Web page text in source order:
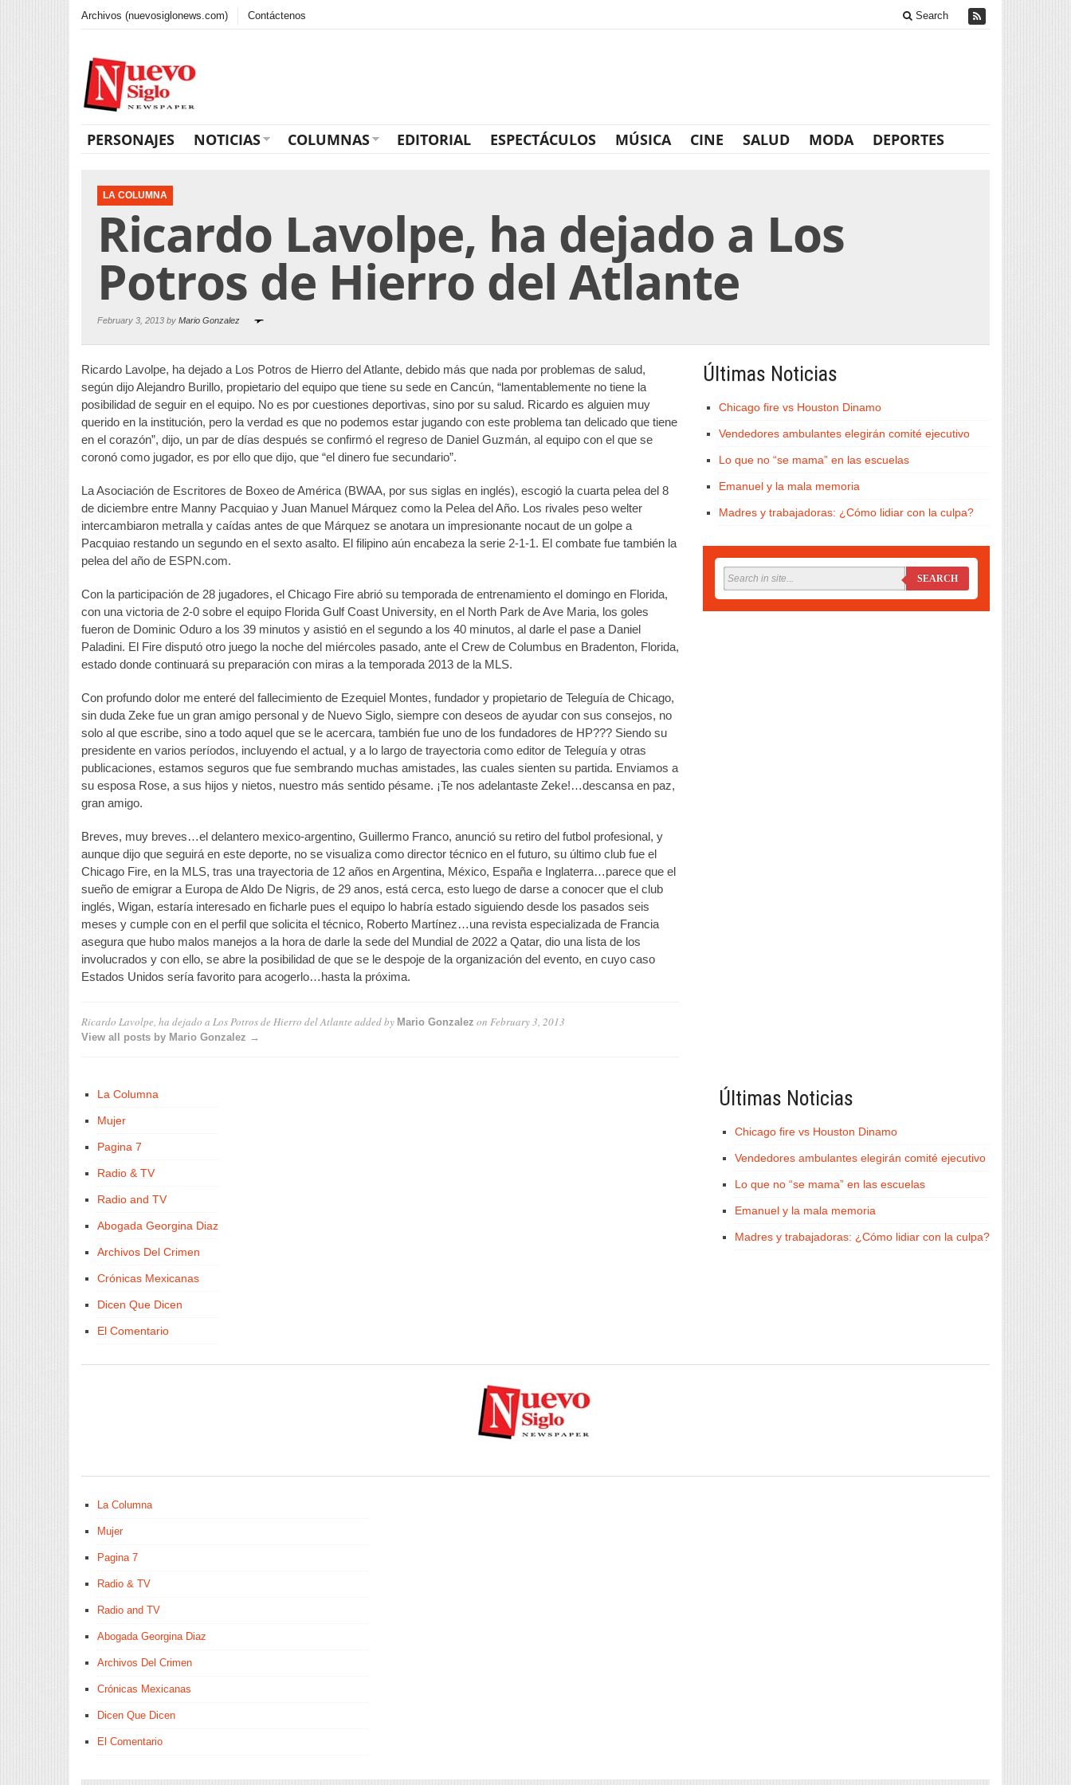
Archivos (nuevosiglonews.com) Contáctenos Search
PERSONAJES NOTICIAS COLUMNAS EDITORIAL ESPECTÁCULOS MÚSICA CINE SALUD MODA DEPORTES
LA COLUMNA
Ricardo Lavolpe, ha dejado a Los
Potros de Hierro del Atlante
February 3, 2013 by Mario Gonzalez
Ricardo Lavolpe, ha dejado a Los Potros de Hierro del Atlante, debido más que nada por problemas de salud,
según dijo Alejandro Burillo, propietario del equipo que tiene su sede en Cancún, “lamentablemente no tiene la
posibilidad de seguir en el equipo. No es por cuestiones deportivas, sino por su salud. Ricardo es alguien muy
querido en la institución, pero la verdad es que no podemos estar jugando con este problema tan delicado que tiene
en el corazón”, dijo, un par de días después se confirmó el regreso de Daniel Guzmán, al equipo con el que se
coronó como jugador, es por ello que dijo, que “el dinero fue secundario”.
La Asociación de Escritores de Boxeo de América (BWAA, por sus siglas en inglés), escogió la cuarta pelea del 8
de diciembre entre Manny Pacquiao y Juan Manuel Márquez como la Pelea del Año. Los rivales peso welter
intercambiaron metralla y caídas antes de que Márquez se anotara un impresionante nocaut de un golpe a
Pacquiao restando un segundo en el sexto asalto. El filipino aún encabeza la serie 2-1-1. El combate fue también la
pelea del año de ESPN.com.
Con la participación de 28 jugadores, el Chicago Fire abrió su temporada de entrenamiento el domingo en Florida,
con una victoria de 2-0 sobre el equipo Florida Gulf Coast University, en el North Park de Ave Maria, los goles
fueron de Dominic Oduro a los 39 minutos y asistió en el segundo a los 40 minutos, al darle el pase a Daniel
Paladini. El Fire disputó otro juego la noche del miércoles pasado, ante el Crew de Columbus en Bradenton, Florida,
estado donde continuará su preparación con miras a la temporada 2013 de la MLS.
Con profundo dolor me enteré del fallecimiento de Ezequiel Montes, fundador y propietario de Teleguía de Chicago,
sin duda Zeke fue un gran amigo personal y de Nuevo Siglo, siempre con deseos de ayudar con sus consejos, no
solo al que escribe, sino a todo aquel que se le acercara, también fue uno de los fundadores de HP??? Siendo su
presidente en varios períodos, incluyendo el actual, y a lo largo de trayectoria como editor de Teleguía y otras
publicaciones, estamos seguros que fue sembrando muchas amistades, las cuales sienten su partida. Enviamos a
su esposa Rose, a sus hijos y nietos, nuestro más sentido pésame. ¡Te nos adelantaste Zeke!…descansa en paz,
gran amigo.
Breves, muy breves…el delantero mexico-argentino, Guillermo Franco, anunció su retiro del futbol profesional, y
aunque dijo que seguirá en este deporte, no se visualiza como director técnico en el futuro, su último club fue el
Chicago Fire, en la MLS, tras una trayectoria de 12 años en Argentina, México, España e Inglaterra…parece que el
sueño de emigrar a Europa de Aldo De Nigris, de 29 anos, está cerca, esto luego de darse a conocer que el club
inglés, Wigan, estaría interesado en ficharle pues el equipo lo habría estado siguiendo desde los pasados seis
meses y cumple con en el perfil que solicita el técnico, Roberto Martínez…una revista especializada de Francia
asegura que hubo malos manejos a la hora de darle la sede del Mundial de 2022 a Qatar, dio una lista de los
involucrados y con ello, se abre la posibilidad de que se le despoje de la organización del evento, en cuyo caso
Estados Unidos sería favorito para acogerlo…hasta la próxima.
Ricardo Lavolpe, ha dejado a Los Potros de Hierro del Atlante added by Mario Gonzalez on February 3, 2013
View all posts by Mario Gonzalez →
Últimas Noticias
Chicago fire vs Houston Dinamo
Vendedores ambulantes elegirán comité ejecutivo
Lo que no “se mama” en las escuelas
Emanuel y la mala memoria
Madres y trabajadoras: ¿Cómo lidiar con la culpa?
SEARCH
La Columna
Mujer
Pagina 7
Radio & TV
Radio and TV
Abogada Georgina Diaz
Archivos Del Crimen
Crónicas Mexicanas
Dicen Que Dicen
El Comentario
Últimas Noticias
Chicago fire vs Houston Dinamo
Vendedores ambulantes elegirán comité ejecutivo
Lo que no “se mama” en las escuelas
Emanuel y la mala memoria
Madres y trabajadoras: ¿Cómo lidiar con la culpa?
La Columna
Mujer
Pagina 7
Radio & TV
Radio and TV
Abogada Georgina Diaz
Archivos Del Crimen
Crónicas Mexicanas
Dicen Que Dicen
El Comentario